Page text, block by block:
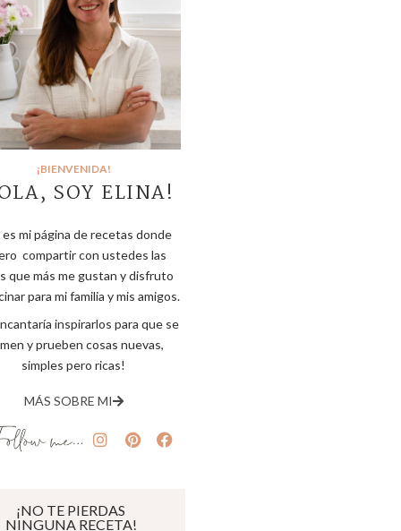
¡BIENVENIDA!
SOY ELINA!
es mi página de recetas donde
compartir con ustedes las
que más me gustan y disfruto
para mi familia y mis amigos.
inspirarlos para que se
y prueben cosas nuevas,
simples pero ricas!
MÁS SOBRE MI
¡NO TE PIERDAS
NINGUNA RECETA!